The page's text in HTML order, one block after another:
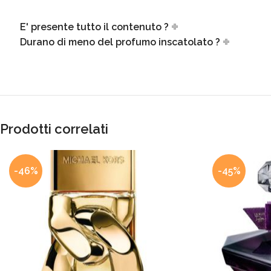
E' presente tutto il contenuto ?
Durano di meno del profumo inscatolato ?
Prodotti correlati
-46% -45%